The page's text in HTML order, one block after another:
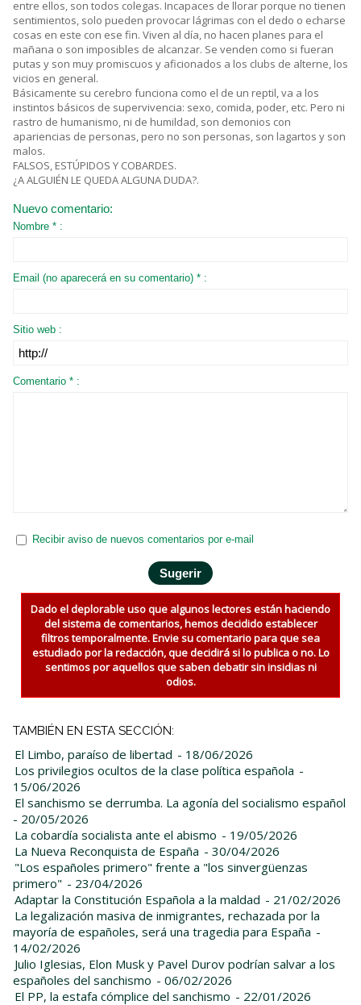
entre ellos, son todos colegas. Incapaces de llorar porque no tienen
sentimientos, solo pueden provocar lágrimas con el dedo o echarse
cosas en este con ese fin. Viven al día, no hacen planes para el
mañana o son imposibles de alcanzar. Se venden como si fueran
putas y son muy promiscuos y aficionados a los clubs de alterne, los
vicios en general.
Básicamente su cerebro funciona como el de un reptil, va a los
instintos básicos de supervivencia: sexo, comida, poder, etc. Pero ni
rastro de humanismo, ni de humildad, son demonios con
apariencias de personas, pero no son personas, son lagartos y son
malos.
FALSOS, ESTÚPIDOS Y COBARDES.
¿A ALGUIÉN LE QUEDA ALGUNA DUDA?.
Nuevo comentario:
Nombre * :
Email (no aparecerá en su comentario) * :
Sitio web :
Comentario * :
Recibir aviso de nuevos comentarios por e-mail
Dado el deplorable uso que algunos lectores están haciendo
del sistema de comentarios, hemos decidido establecer
filtros temporalmente. Envie su comentario para que sea
estudiado por la redacción, que decidirá si lo publica o no. Lo
sentimos por aquellos que saben debatir sin insidias ni
odios.
TAMBIÉN EN ESTA SECCIÓN:
El Limbo, paraíso de libertad - 18/06/2026
Los privilegios ocultos de la clase política española -
15/06/2026
El sanchismo se derrumba. La agonía del socialismo español
- 20/05/2026
La cobardía socialista ante el abismo - 19/05/2026
La Nueva Reconquista de España - 30/04/2026
"Los españoles primero" frente a "los sinvergüenzas
primero" - 23/04/2026
Adaptar la Constitución Española a la maldad - 21/02/2026
La legalización masiva de inmigrantes, rechazada por la
mayoría de españoles, será una tragedia para España -
14/02/2026
Julio Iglesias, Elon Musk y Pavel Durov podrían salvar a los
españoles del sanchismo - 06/02/2026
El PP, la estafa cómplice del sanchismo - 22/01/2026